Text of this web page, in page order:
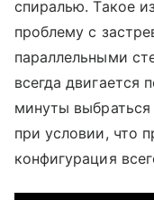
спиралью. Такое
проблему с
параллельными
всегда двигается
минуты
при условии, что
конфигурация